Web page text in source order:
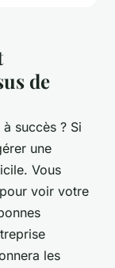
de
succès ? Si
une
Vous
voir votre
les